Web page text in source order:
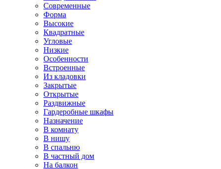
Современные
Форма
Высокие
Квадратные
Угловые
Низкие
Особенности
Встроенные
Из кладовки
Закрытые
Открытые
Раздвижные
Гардеробные шкафы
Назначение
В комнату
В нишу
В спальню
В частный дом
На балкон